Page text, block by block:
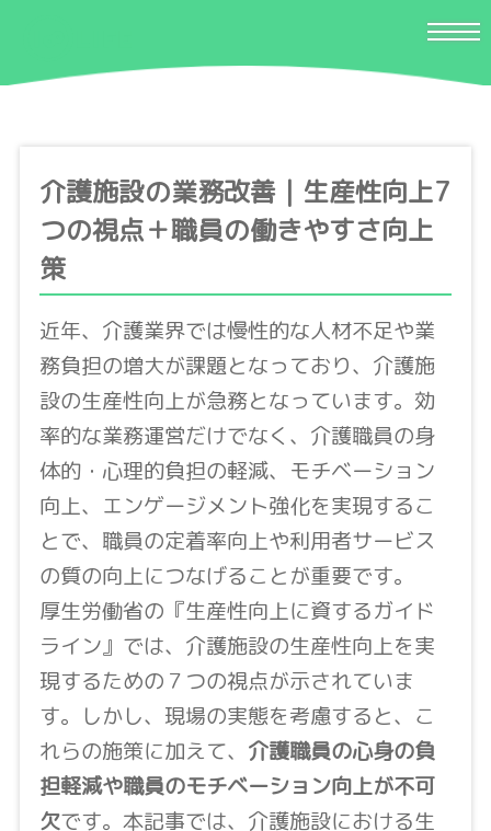
介護施設の業務改善｜生産性向上7
つの視点＋職員の働きやすさ向上
策
近年、介護業界では慢性的な人材不足や業
務負担の増大が課題となっており、介護施
設の生産性向上が急務となっています。効
率的な業務運営だけでなく、介護職員の身
体的・心理的負担の軽減、モチベーション
向上、エンゲージメント強化を実現するこ
とで、職員の定着率向上や利用者サービス
の質の向上につなげることが重要です。
厚生労働省の『生産性向上に資するガイド
ライン』では、介護施設の生産性向上を実
現するための７つの視点が示されていま
す。しかし、現場の実態を考慮すると、こ
れらの施策に加えて、 介護職員の心身の負
担軽減や職員のモチベーション向上が不可
欠です。本記事では、介護施設における生